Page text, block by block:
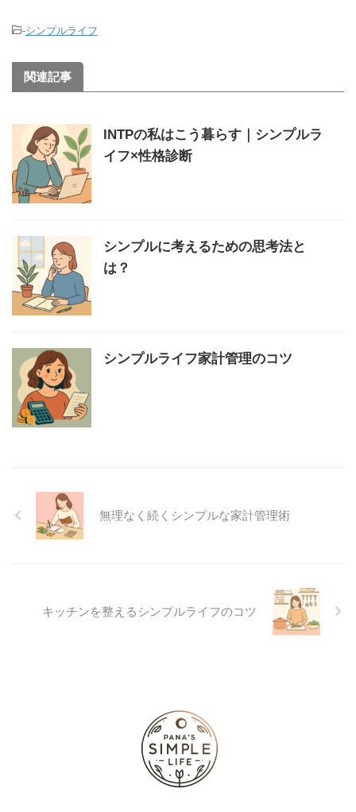
-シンプルライフ
関連記事
INTPの私はこう暮らす｜シンプルラ
イフ×性格診断
シンプルに考えるための思考法と
は？
シンプルライフ家計管理のコツ
無理なく続くシンプルな家計管理術
キッチンを整えるシンプルライフのコツ